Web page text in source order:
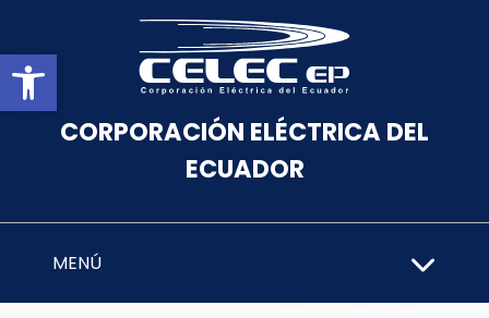
Abrir barra de herramientas
CORPORACIÓN ELÉCTRICA DEL
ECUADOR
MENÚ